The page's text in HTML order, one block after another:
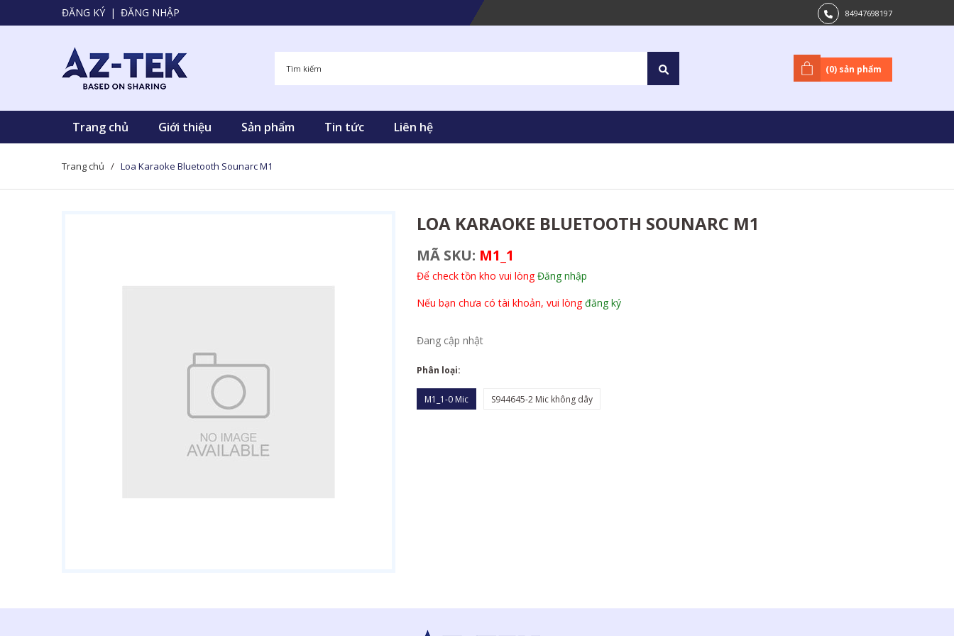
ĐĂNG KÝ | ĐĂNG NHẬP 84947698197
(0) sản phẩm
Trang chủ Giới thiệu Sản phẩm Tin tức Liên hệ
Trang chủ / Loa Karaoke Bluetooth Sounarc M1
LOA KARAOKE BLUETOOTH SOUNARC M1
MÃ SKU: M1_1
Để check tồn kho vui lòngĐăng nhập
Nếu bạn chưa có tài khoản, vui lòngđăng ký
Đang cập nhật
Phân loại:
M1_1-0 Mic S944645-2 Mic không dây